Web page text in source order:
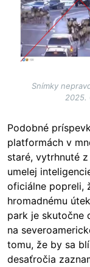
Snímky
2025.
Podobné
platformách v
staré, vytrhnuté
umelej
oficiálne popreli,
hromadnému
park je skutočne
na
tomu, že by sa
desaťročia